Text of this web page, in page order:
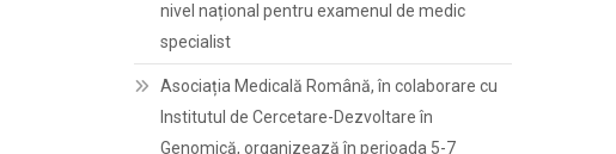
nivel național pentru examenul de medic
specialist
Asociația Medicală Română, în colaborare cu
Institutul de Cercetare-Dezvoltare în
Genomică, organizează în perioada 5-7